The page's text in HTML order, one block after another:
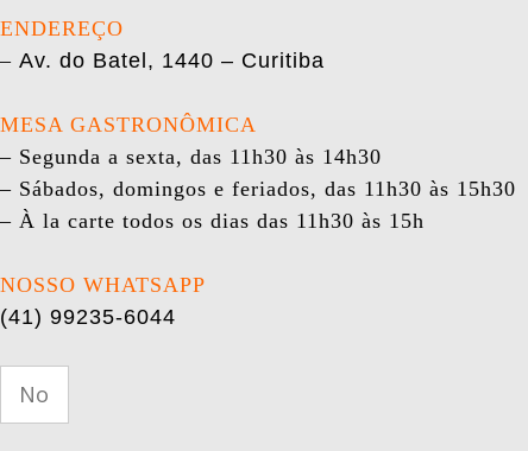
ENDEREÇO
– Av. do Batel, 1440 – Curitiba
MESA GASTRONÔMICA
– Segunda a sexta, das 11h30 às 14h30
– Sábados, domingos e feriados, das 11h30 às 15h30
– À la carte todos os dias das 11h30 às 15h
NOSSO WHATSAPP
(41) 99235-6044